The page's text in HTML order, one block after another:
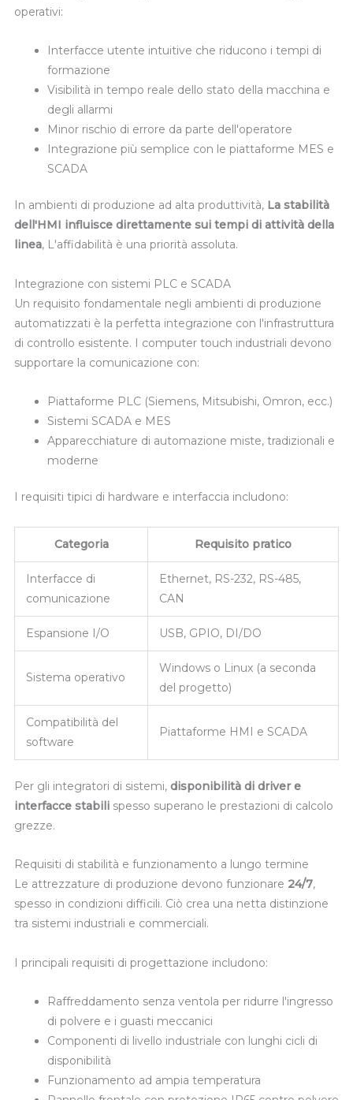
operativi:
Interfacce utente intuitive che riducono i tempi di
formazione
Visibilità in tempo reale dello stato della macchina e
degli allarmi
Minor rischio di errore da parte dell'operatore
Integrazione più semplice con le piattaforme MES e
SCADA
In ambienti di produzione ad alta produttività, La stabilità
dell'HMI influisce direttamente sui tempi di attività della
linea, L'affidabilità è una priorità assoluta.
Integrazione con sistemi PLC e SCADA
Un requisito fondamentale negli ambienti di produzione
automatizzati è la perfetta integrazione con l'infrastruttura
di controllo esistente. I computer touch industriali devono
supportare la comunicazione con:
Piattaforme PLC (Siemens, Mitsubishi, Omron, ecc.)
Sistemi SCADA e MES
Apparecchiature di automazione miste, tradizionali e
moderne
I requisiti tipici di hardware e interfaccia includono:
Categoria Requisito pratico
Interfacce di
comunicazione
Ethernet, RS-232, RS-485,
CAN
Espansione I/O USB, GPIO, DI/DO
Sistema operativo
Windows o Linux (a seconda
del progetto)
Compatibilità del
software
Piattaforme HMI e SCADA
Per gli integratori di sistemi, disponibilità di driver e
interfacce stabili spesso superano le prestazioni di calcolo
grezze.
Requisiti di stabilità e funzionamento a lungo termine
Le attrezzature di produzione devono funzionare 24/7,
spesso in condizioni difficili. Ciò crea una netta distinzione
tra sistemi industriali e commerciali.
I principali requisiti di progettazione includono:
Raffreddamento senza ventola per ridurre l'ingresso
di polvere e i guasti meccanici
Componenti di livello industriale con lunghi cicli di
disponibilità
Funzionamento ad ampia temperatura